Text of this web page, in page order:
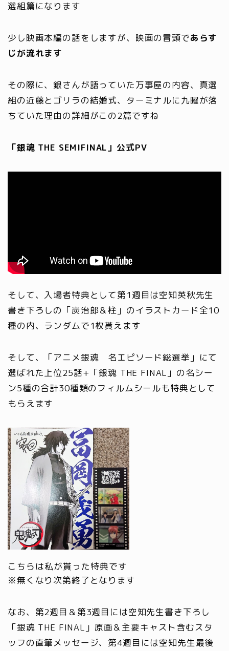
選組篇になります
少し映画本編の話をしますが、映画の冒頭であらす
じが流れます
その際に、銀さんが語っていた万事屋の内容、真選
組の近藤とゴリラの結婚式、ターミナルに九曜が落
ちていた理由の詳細がこの2篇ですね
「銀魂 THE SEMIFINAL」公式PV
そして、入場者特典として第1週目は空知英秋先生
書き下ろしの「炭治郎＆柱」のイラストカード全10
種の内、ランダムで1枚貰えます
そして、「アニメ銀魂 名エピソード総選挙」にて
選ばれた上位25話+「銀魂 THE FINAL」の名シー
ン5種の合計30種類のフィルムシールも特典として
もらえます
こちらは私が貰った特典です
※無くなり次第終了となります
なお、第2週目＆第3週目には空知先生書き下ろし
「銀魂 THE FINAL」原画＆主要キャスト含むスタ
ッフの直筆メッセージ、第4週目には空知先生最後